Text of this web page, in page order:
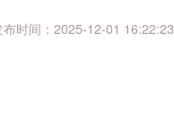
布时间：2025-12-01 16:22:23